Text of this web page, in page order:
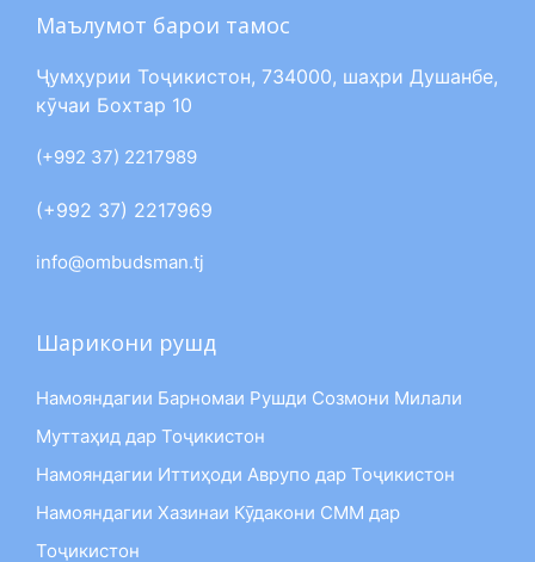
Маълумот барои тамос
Ҷумҳурии Тоҷикистон, 734000, шаҳри Душанбе,
кӯчаи Бохтар 10
(+992 37) 2217989
(+992 37) 2217969
info@ombudsman.tj
Шарикони рушд
Намояндагии Барномаи Рушди Созмони Милали
Муттаҳид дар Тоҷикистон
Намояндагии Иттиҳоди Аврупо дар Тоҷикистон
Намояндагии Хазинаи Кӯдакони СММ дар
Тоҷикистон